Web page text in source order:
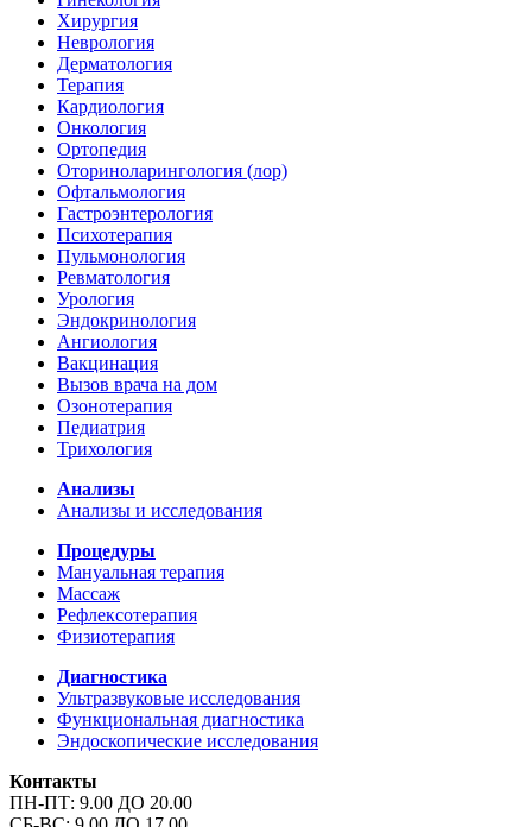
Хирургия
Неврология
Дерматология
Терапия
Кардиология
Онкология
Ортопедия
Оториноларингология (лор)
Офтальмология
Гастроэнтерология
Психотерапия
Пульмонология
Ревматология
Урология
Эндокринология
Ангиология
Вакцинация
Вызов врача на дом
Озонотерапия
Педиатрия
Трихология
Анализы
Анализы и исследования
Процедуры
Мануальная терапия
Массаж
Рефлексотерапия
Физиотерапия
Диагностика
Ультразвуковые исследования
Функциональная диагностика
Эндоскопические исследования
Контакты
ПН-ПТ: 9.00 ДО 20.00